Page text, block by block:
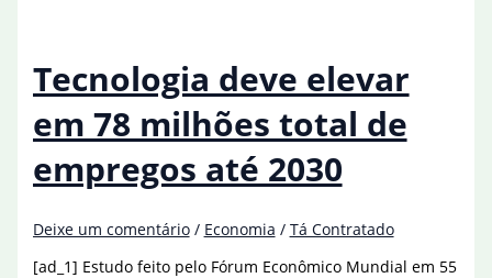
poderiam
elevar
conta
de
luz
Tecnologia deve elevar
em 78 milhões total de
empregos até 2030
Deixe um comentário / Economia / Tá Contratado
[ad_1] Estudo feito pelo Fórum Econômico Mundial em 55